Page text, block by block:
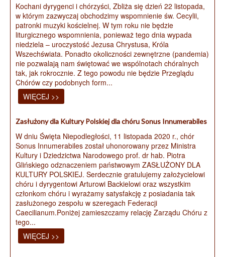
Kochani dyrygenci i chórzyści, Zbliża się dzień 22 listopada,
w którym zazwyczaj obchodzimy wspomnienie św. Cecylii,
patronki muzyki kościelnej. W tym roku nie będzie
liturgicznego wspomnienia, ponieważ tego dnia wypada
niedziela – uroczystość Jezusa Chrystusa, Króla
Wszechświata. Ponadto okoliczności zewnętrzne (pandemia)
nie pozwalają nam świętować we wspólnotach chóralnych
tak, jak rokrocznie. Z tego powodu nie będzie Przeglądu
Chórów czy podobnych form...
WIĘCEJ >>
Zasłużony dla Kultury Polskiej dla chóru Sonus Innumerabiles
W dniu Święta Niepodległości, 11 listopada 2020 r., chór
Sonus Innumerabiles został uhonorowany przez Ministra
Kultury i Dziedzictwa Narodowego prof. dr hab. Piotra
Glińskiego odznaczeniem państwowym ZASŁUŻONY DLA
KULTURY POLSKIEJ. Serdecznie gratulujemy założycielowi
chóru i dyrygentowi Arturowi Backielowi oraz wszystkim
członkom chóru i wyrażamy satysfakcję z posiadania tak
zasłużonego zespołu w szeregach Federacji
Caecilianum.Poniżej zamieszczamy relację Zarządu Chóru z
tego...
WIĘCEJ >>